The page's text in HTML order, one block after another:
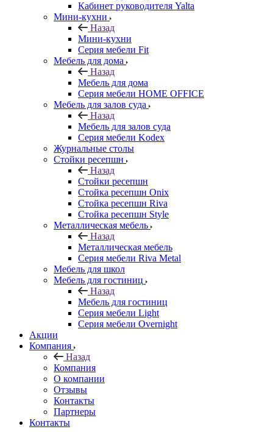
Кабинет руководителя Yalta
Мини-кухни
Назад
Мини-кухни
Серия мебели Fit
Мебель для дома
Назад
Мебель для дома
Серия мебели HOME OFFICE
Мебель для залов суда
Назад
Мебель для залов суда
Серия мебели Kodex
Журнальные столы
Стойки ресепшн
Назад
Стойки ресепшн
Стойка ресепшн Onix
Стойка ресепшн Riva
Стойка ресепшн Style
Металлическая мебель
Назад
Металлическая мебель
Серия мебели Riva Metal
Мебель для школ
Мебель для гостиниц
Назад
Мебель для гостиниц
Серия мебели Light
Серия мебели Overnight
Акции
Компания
Назад
Компания
О компании
Отзывы
Контакты
Партнеры
Контакты